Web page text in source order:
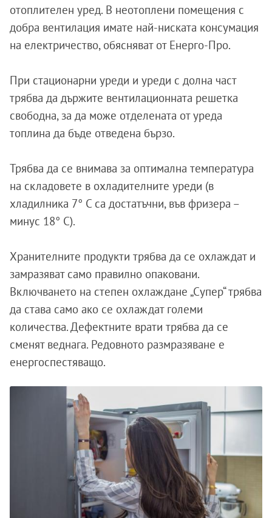
отоплителен уред. В неотоплени помещения с
добра вентилация имате най-ниската консумация
на електричество, обясняват от Енерго-Про.
При стационарни уреди и уреди с долна част
трябва да държите вентилационната решетка
свободна, за да може отделената от уреда
топлина да бъде отведена бързо.
Трябва да се внимава за оптимална температура
на складовете в охладителните уреди (в
хладилника 7° C са достатъчни, във фризера –
минус 18° C).
Хранителните продукти трябва да се охлаждат и
замразяват само правилно опаковани.
Включването на степен охлаждане „Супер“ трябва
да става само ако се охлаждат големи
количества. Дефектните врати трябва да се
сменят веднага. Редовното размразяване е
енергоспестяващо.